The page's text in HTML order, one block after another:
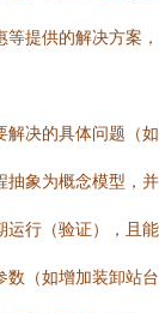
等提供的解决方案
解决的具体问题（
抽象为概念模型，
运行（验证），且
数（如增加装卸站